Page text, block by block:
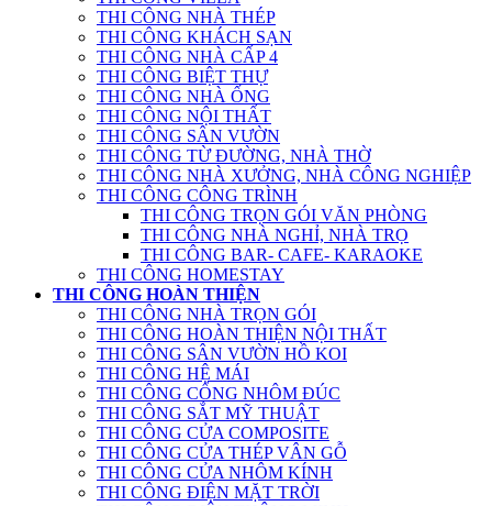
THI CÔNG NHÀ THÉP
THI CÔNG KHÁCH SẠN
THI CÔNG NHÀ CẤP 4
THI CÔNG BIỆT THỰ
THI CÔNG NHÀ ỐNG
THI CÔNG NỘI THẤT
THI CÔNG SÂN VƯỜN
THI CÔNG TỪ ĐƯỜNG, NHÀ THỜ
THI CÔNG NHÀ XƯỞNG, NHÀ CÔNG NGHIỆP
THI CÔNG CÔNG TRÌNH
THI CÔNG TRỌN GÓI VĂN PHÒNG
THI CÔNG NHÀ NGHỈ, NHÀ TRỌ
THI CÔNG BAR- CAFE- KARAOKE
THI CÔNG HOMESTAY
THI CÔNG HOÀN THIỆN
THI CÔNG NHÀ TRỌN GÓI
THI CÔNG HOÀN THIỆN NỘI THẤT
THI CÔNG SÂN VƯỜN HỒ KOI
THI CÔNG HỆ MÁI
THI CÔNG CỔNG NHÔM ĐÚC
THI CÔNG SẮT MỸ THUẬT
THI CÔNG CỬA COMPOSITE
THI CÔNG CỬA THÉP VÂN GỖ
THI CÔNG CỬA NHÔM KÍNH
THI CÔNG ĐIỆN MẶT TRỜI